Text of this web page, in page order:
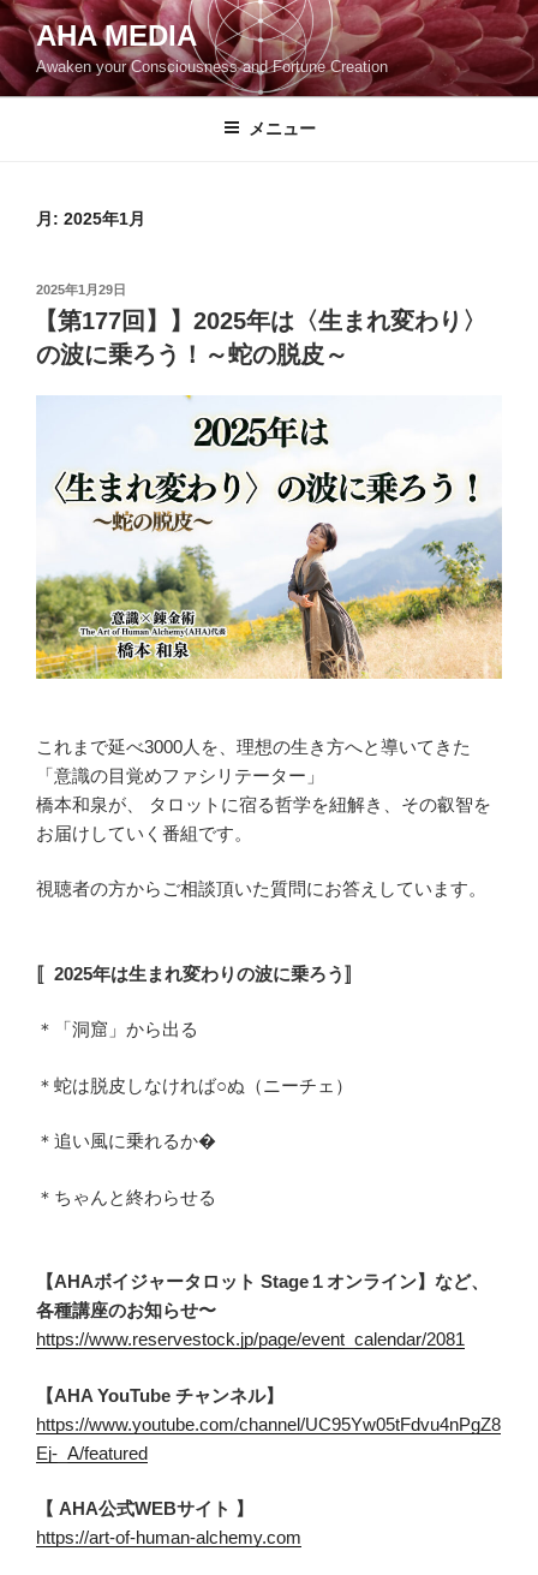
コ
ン
テ
ン
AHA MEDIA
Awaken your Consciousness and Fortune Creation
メニュー
月: 2025年1月
投
日:
2025年1月29日
【第177回】】2025年は〈生まれ変わり〉
の波に乗ろう！～蛇の脱皮～
これまで延べ3000人を、理想の生き方へと導いてきた
「意識の目覚めファシリテーター」
橋本和泉が、 タロットに宿る哲学を紐解き、その叡智を
お届けしていく番組です。
視聴者の方からご相談頂いた質問にお答えしています。
〚2025年は生まれ変わりの波に乗ろう〛
＊「洞窟」から出る
＊蛇は脱皮しなければ○ぬ（ニーチェ）
＊追い風に乗れるか�
＊ちゃんと終わらせる
【AHAボイジャータロット Stage１オンライン】など、
各種講座のお知らせ〜
https://www.reservestock.jp/page/event_calendar/2081
【AHA YouTube チャンネル】
https://www.youtube.com/channel/UC95Yw05tFdvu4nPgZ8
Ej-_A/featured
【 AHA公式WEBサイト 】
https://art-of-human-alchemy.com